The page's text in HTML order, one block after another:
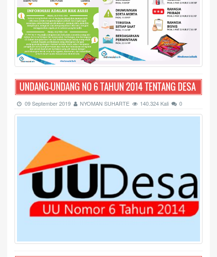
UNDANG-UNDANG NO 6 TAHUN 2014 TENTANG DESA
09 September 2019 NYOMAN SUHARTE 140.324 Kali 0